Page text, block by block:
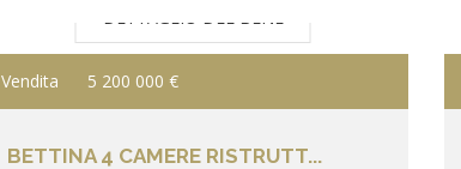
DETTAGLIO DEL BENE
Vendita 5 200 000 €
BETTINA 4 CAMERE RISTRUTT...